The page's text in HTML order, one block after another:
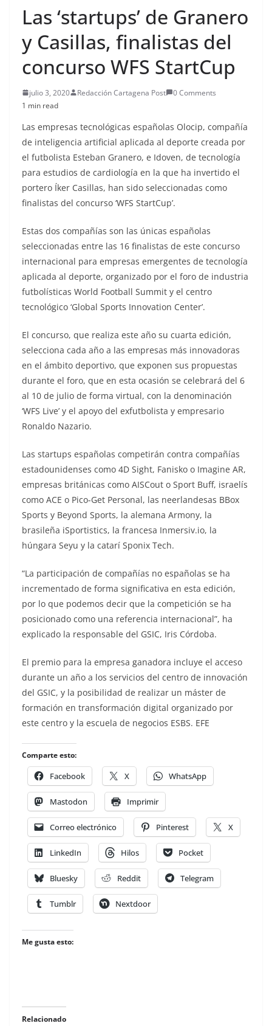
Las ‘startups’ de Granero
y Casillas, finalistas del
concurso WFS StartCup
julio 3, 2020 Redacción Cartagena Post
0 Comments
1 min read
Las empresas tecnológicas españolas Olocip, compañía
de inteligencia artificial aplicada al deporte creada por
el futbolista Esteban Granero, e Idoven, de tecnología
para estudios de cardiología en la que ha invertido el
portero Íker Casillas, han sido seleccionadas como
finalistas del concurso ‘WFS StartCup’.
Estas dos compañías son las únicas españolas
seleccionadas entre las 16 finalistas de este concurso
internacional para empresas emergentes de tecnología
aplicada al deporte, organizado por el foro de industria
futbolísticas World Football Summit y el centro
tecnológico ‘Global Sports Innovation Center’.
El concurso, que realiza este año su cuarta edición,
selecciona cada año a las empresas más innovadoras
en el ámbito deportivo, que exponen sus propuestas
durante el foro, que en esta ocasión se celebrará del 6
al 10 de julio de forma virtual, con la denominación
‘WFS Live’ y el apoyo del exfutbolista y empresario
Ronaldo Nazario.
Las startups españolas competirán contra compañías
estadounidenses como 4D Sight, Fanisko o Imagine AR,
empresas británicas como AISCout o Sport Buff, israelís
como ACE o Pico-Get Personal, las neerlandesas BBox
Sports y Beyond Sports, la alemana Armony, la
brasileña iSportistics, la francesa Inmersiv.io, la
húngara Seyu y la catarí Sponix Tech.
“La participación de compañías no españolas se ha
incrementado de forma significativa en esta edición,
por lo que podemos decir que la competición se ha
posicionado como una referencia internacional”, ha
explicado la responsable del GSIC, Iris Córdoba.
El premio para la empresa ganadora incluye el acceso
durante un año a los servicios del centro de innovación
del GSIC, y la posibilidad de realizar un máster de
formación en transformación digital organizado por
este centro y la escuela de negocios ESBS. EFE
Comparte esto:
Facebook X WhatsApp
Mastodon Imprimir
Correo electrónico Pinterest X
LinkedIn Hilos Pocket
Bluesky Reddit Telegram
Tumblr Nextdoor
Me gusta esto:
Relacionado